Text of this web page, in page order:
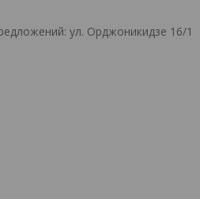
ул. Орджоникидзе 16/1